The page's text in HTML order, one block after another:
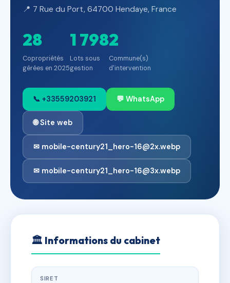
📍 7 Rue du Port, 64700 Hendaye, France
28
Copropriétés
gérées en 2025
1 798
Lots sous
gestion
2
Commune(s)
d'intervention
📞 +33559203921 💬 WhatsApp
🌐 Site web
✉ mobile-century21_hero-16@2x.webp
✉ mobile-century21_hero-16@3x.webp
🏛 Informations du cabinet
SIRET